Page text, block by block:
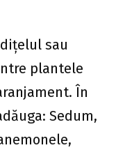
sau
plantele
În
Sedum,